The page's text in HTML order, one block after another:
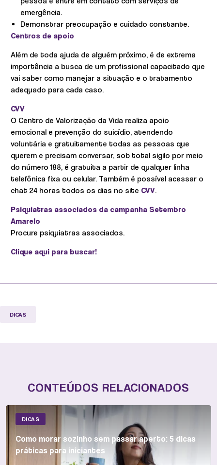
emergência.
Demonstrar preocupação e cuidado constante.
Centros de apoio
Além de toda ajuda de alguém próximo, é de extrema
importância a busca de um profissional capacitado que
vai saber como manejar a situação e o tratamento
adequado para cada caso.
CVV
O Centro de Valorização da Vida realiza apoio
emocional e prevenção do suicídio, atendendo
voluntária e gratuitamente todas as pessoas que
querem e precisam conversar, sob total sigilo por meio
do número 188, é gratuita a partir de qualquer linha
telefônica fixa ou celular. Também é possível acessar o
chat 24 horas todos os dias no site CVV.
Psiquiatras associados da campanha Setembro
Amarelo
Procure psiquiatras associados.
Clique aqui para buscar!
DICAS
CONTEÚDOS RELACIONADOS
DICAS
Como morar sozinho sem passar aperto: 5 dicas
práticas para iniciantes